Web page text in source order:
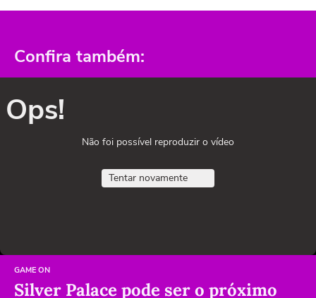
Confira também:
Ops!
Não foi possível reproduzir o vídeo
Tentar novamente
GAME ON
Silver Palace pode ser o próximo